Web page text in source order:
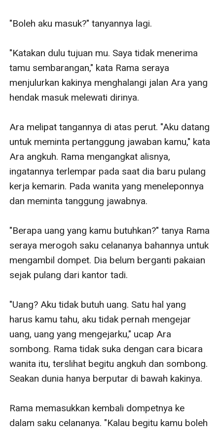
"Boleh aku masuk?" tanyannya lagi.
"Katakan dulu tujuan mu. Saya tidak menerima
tamu sembarangan," kata Rama seraya
menjulurkan kakinya menghalangi jalan Ara yang
hendak masuk melewati dirinya.
Ara melipat tangannya di atas perut. "Aku datang
untuk meminta pertanggung jawaban kamu," kata
Ara angkuh. Rama mengangkat alisnya,
ingatannya terlempar pada saat dia baru pulang
kerja kemarin. Pada wanita yang meneleponnya
dan meminta tanggung jawabnya.
"Berapa uang yang kamu butuhkan?" tanya Rama
seraya merogoh saku celananya bahannya untuk
mengambil dompet. Dia belum berganti pakaian
sejak pulang dari kantor tadi.
"Uang? Aku tidak butuh uang. Satu hal yang
harus kamu tahu, aku tidak pernah mengejar
uang, uang yang mengejarku," ucap Ara
sombong. Rama tidak suka dengan cara bicara
wanita itu, terslihat begitu angkuh dan sombong.
Seakan dunia hanya berputar di bawah kakinya.
Rama memasukkan kembali dompetnya ke
dalam saku celananya. "Kalau begitu kamu boleh